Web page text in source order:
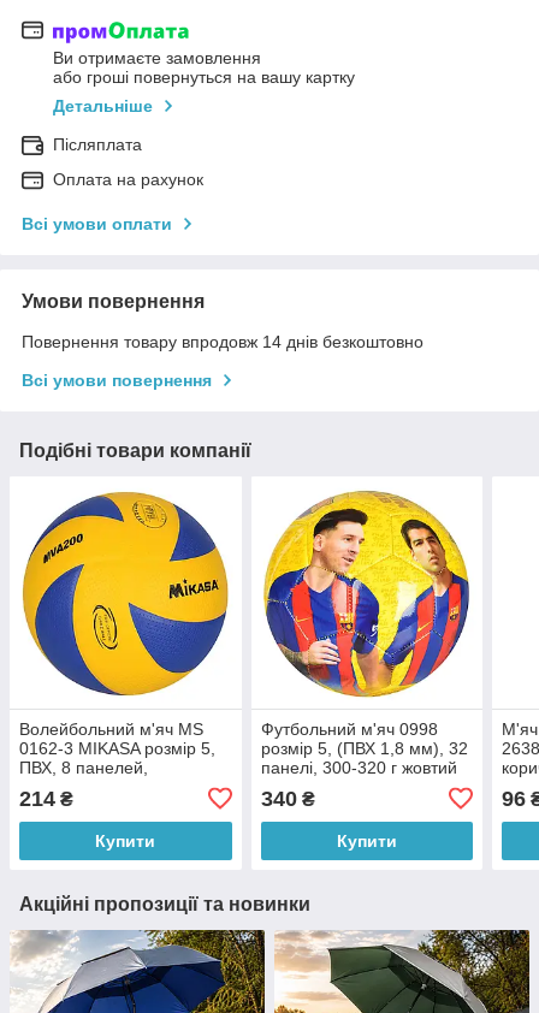
Ви отримаєте замовлення
або гроші повернуться на вашу картку
Детальніше
Післяплата
Оплата на рахунок
Всі умови оплати
Умови повернення
Повернення товару впродовж 14 днів безкоштовно
Всі умови повернення
Подібні товари компанії
Волейбольний м'яч MS
0162-3 MIKASA розмір 5,
ПВХ, 8 панелей,
(IGR24)
214 ₴
Купити
Футбольний м'яч 0998
розмір 5, (ПВХ 1,8 мм), 32
панелі, 300-320 г жовтий
340₴
Купити
96
Акційні пропозиції та новинки